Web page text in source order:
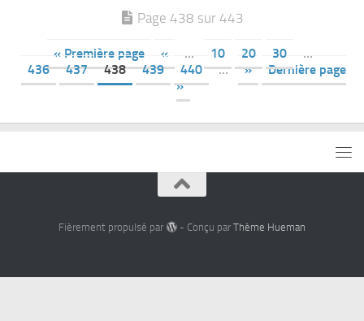
Page 438 sur 443
« Première page « … 10 20 30
…
436
437 438 439 440 … »
Dernière page
»
Fièrement propulsé par - Conçu par Thème Hueman